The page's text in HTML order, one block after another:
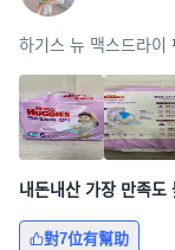
하기스 뉴 맥스드라이
내돈내산 가장 만족도
對7位有幫助